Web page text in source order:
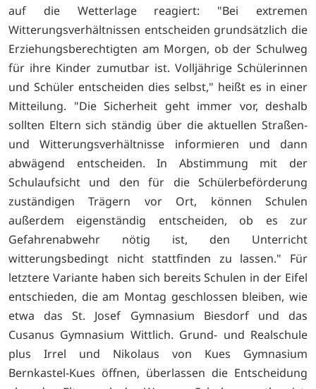
auf die Wetterlage reagiert: "Bei extremen
Witterungsverhältnissen entscheiden grundsätzlich die
Erziehungsberechtigten am Morgen, ob der Schulweg
für ihre Kinder zumutbar ist. Volljährige Schülerinnen
und Schüler entscheiden dies selbst," heißt es in einer
Mitteilung. "Die Sicherheit geht immer vor, deshalb
sollten Eltern sich ständig über die aktuellen Straßen-
und Witterungsverhältnisse informieren und dann
abwägend entscheiden. In Abstimmung mit der
Schulaufsicht und den für die Schülerbeförderung
zuständigen Trägern vor Ort, können Schulen
außerdem eigenständig entscheiden, ob es zur
Gefahrenabwehr nötig ist, den Unterricht
witterungsbedingt nicht stattfinden zu lassen." Für
letztere Variante haben sich bereits Schulen in der Eifel
entschieden, die am Montag geschlossen bleiben, wie
etwa das St. Josef Gymnasium Biesdorf und das
Cusanus Gymnasium Wittlich. Grund- und Realschule
plus Irrel und Nikolaus von Kues Gymnasium
Bernkastel-Kues öffnen, überlassen die Entscheidung